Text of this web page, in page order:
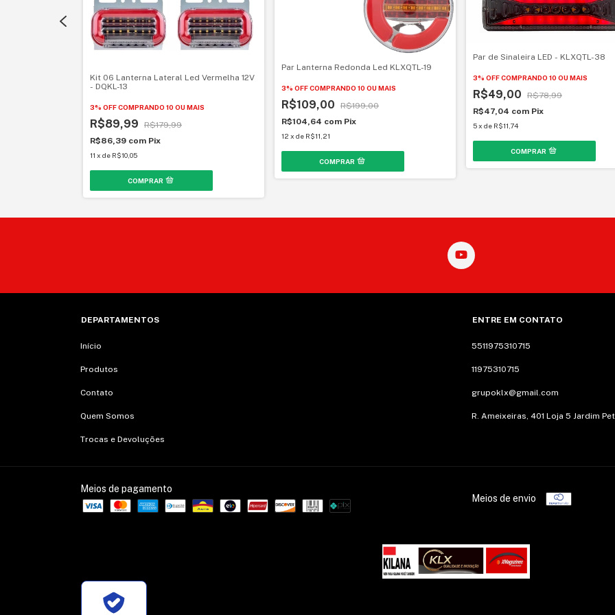
Kit 06 Lanterna Lateral Led Vermelha 12V
- DQKL-13
3% OFFCOMPRANDO 10 OU MAIS
R$89,99
R$179,99
R$86,39 com Pix
11 x de R$10,05
Par Lanterna Redonda Led KLXQTL-19
3% OFFCOMPRANDO 10 OU MAIS
R$109,00
R$199,00
R$104,64 com Pix
12 x de R$11,21
Par de Sinaleira LED - KLXQTL-38
3% OFFCOMPRANDO 10 OU MAIS
R$49,00
R$78,99
R$47,04 com Pix
5x de R$11,74
DEPARTAMENTOS
Início
Produtos
Contato
Quem Somos
Trocas e Devoluções
ENTRE EM CONTATO
5511975310715
11975310715
grupoklx@gmail.com
R. Ameixeiras, 401 Loja 5 Jardim
Meios de pagamento
Meios de envio